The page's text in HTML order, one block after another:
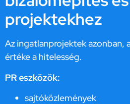
projektekhez
Az ingatlanprojektek azonban,
értéke a hitelesség.
PR eszközök:
sajtóközlemények